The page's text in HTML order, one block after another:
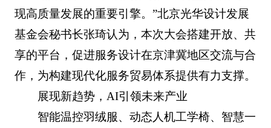
现高质量发展的重要引擎。”北京光华设计发展
基金会秘书长张琦认为，本次大会搭建开放、共
享的平台，促进服务设计在京津冀地区交流与合
作，为构建现代化服务贸易体系提供有力支撑。
展现新趋势，AI引领未来产业
智能温控羽绒服、动态人机工学椅、智慧一